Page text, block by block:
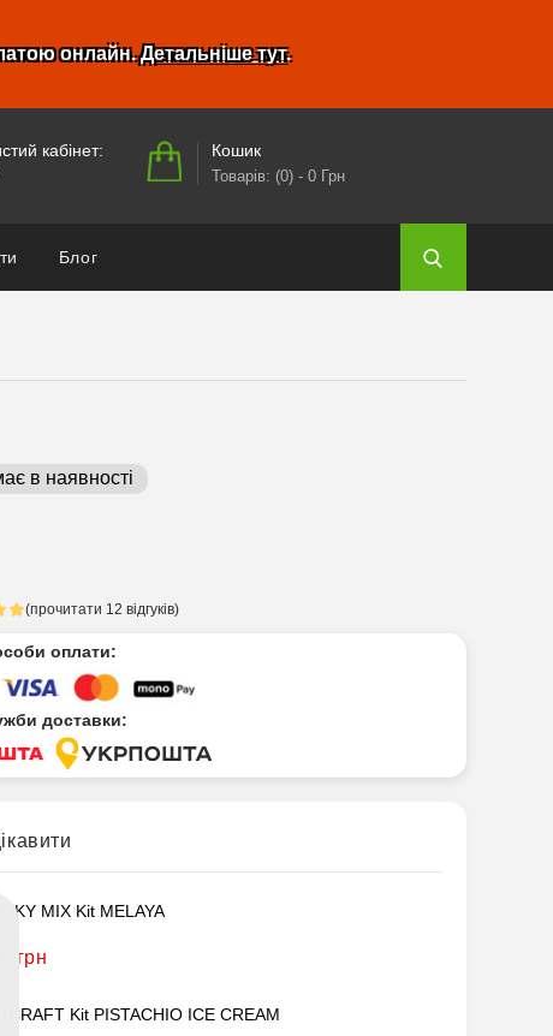
онлайн.Детальніше тут.
кабінет:
Кошик
Товарів: (0)- 0 Грн
Блог
в наявності
(прочитати 12 відгуків)
оплати:
доставки:
MIX Kit MELAYA
грн
Kit PISTACHIO ICE CREAM